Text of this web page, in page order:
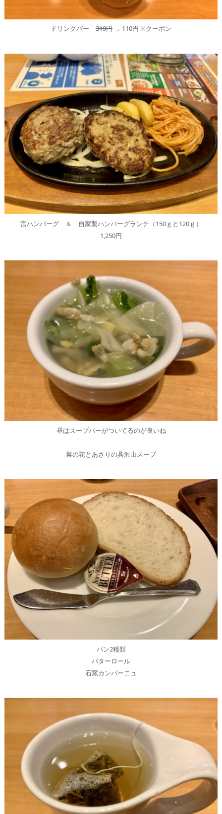
ドリンクバー 319円 → 110円 ※クーポン
宮ハンバーグ ＆ 自家製ハンバーグランチ（150ｇと120ｇ）
1,250円
昼はスープバーがついてるのが良いね
菜の花とあさりの具沢山スープ
パン2種類
バターロール
石窯カンパーニュ